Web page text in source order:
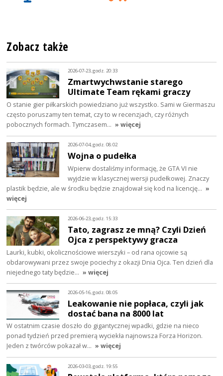
Zobacz także
2026-07-23, godz. 20:33
Zmartwychwstanie starego
Ultimate Team rękami graczy
O stanie gier piłkarskich powiedziano już wszystko. Sami w Giermaszu
często poruszamy ten temat, czy to w recenzjach, czy różnych
pobocznych formach. Tymczasem… » więcej
2026-07-04, godz. 08:02
Wojna o pudełka
Wpierw dostaliśmy informację, że GTA VI nie
wyjdzie w klasycznej wersji pudełkowej. Znaczy
plastik będzie, ale w środku będzie znajdował się kod na licencję… »
więcej
2026-06-23, godz. 15:33
Tato, zagrasz ze mną? Czyli Dzień
Ojca z perspektywy gracza
Laurki, kubki, okolicznościowe wierszyki – od rana ojcowie są
obdarowywani przez swoje pociechy z okazji Dnia Ojca. Ten dzień dla
niejednego taty będzie… » więcej
2026-05-16, godz. 08:05
Leakowanie nie popłaca, czyli jak
dostać bana na 8000 lat
W ostatnim czasie doszło do gigantycznej wpadki, gdzie na nieco
ponad tydzień przed premierą wyciekła najnowsza Forza Horizon.
Jeden z twórców pokazał w… » więcej
2026-03-03, godz. 19:55